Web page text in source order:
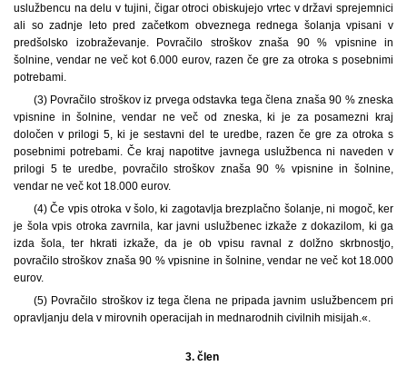
uslužbencu na delu v tujini, čigar otroci obiskujejo vrtec v državi sprejemnici
ali so zadnje leto pred začetkom obveznega rednega šolanja vpisani v
predšolsko izobraževanje. Povračilo stroškov znaša 90 % vpisnine in
šolnine, vendar ne več kot 6.000 eurov, razen če gre za otroka s posebnimi
potrebami.
(3) Povračilo stroškov iz prvega odstavka tega člena znaša 90 % zneska
vpisnine in šolnine, vendar ne več od zneska, ki je za posamezni kraj
določen v prilogi 5, ki je sestavni del te uredbe, razen če gre za otroka s
posebnimi potrebami. Če kraj napotitve javnega uslužbenca ni naveden v
prilogi 5 te uredbe, povračilo stroškov znaša 90 % vpisnine in šolnine,
vendar ne več kot 18.000 eurov.
(4) Če vpis otroka v šolo, ki zagotavlja brezplačno šolanje, ni mogoč, ker
je šola vpis otroka zavrnila, kar javni uslužbenec izkaže z dokazilom, ki ga
izda šola, ter hkrati izkaže, da je ob vpisu ravnal z dolžno skrbnostjo,
povračilo stroškov znaša 90 % vpisnine in šolnine, vendar ne več kot 18.000
eurov.
(5) Povračilo stroškov iz tega člena ne pripada javnim uslužbencem pri
opravljanju dela v mirovnih operacijah in mednarodnih civilnih misijah.«.
3. člen